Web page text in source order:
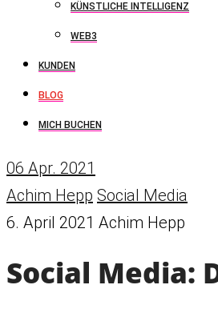
KÜNSTLICHE INTELLIGENZ
WEB3
KUNDEN
BLOG
MICH BUCHEN
06 Apr. 2021
Achim Hepp Social Media
6. April 2021 Achim Hepp
Social Media: